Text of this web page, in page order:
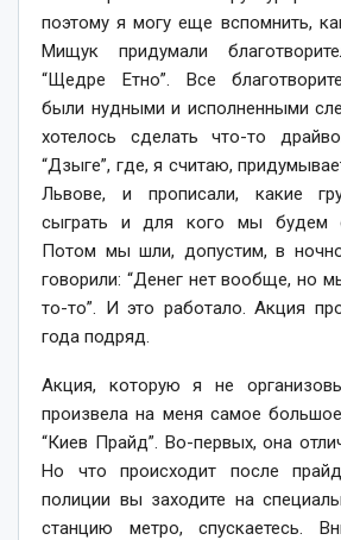
поэтому я могу еще вспомнить,
Мищук придумали
“Щедре Етно”. Все
были нудными и исполненными
хотелось сделать что-то
“Дзыге”, где, я считаю,
Львове, и прописали, какие
сыграть и для кого мы будем
Потом мы шли, допустим, в
говорили: “Денег нет вообще, но
то-то”. И это работало. Акция
года подряд.
Акция, которую я не
произвела на меня самое большое
“Киев Прайд”. Во-первых, она
Но что происходит после
полиции вы заходите на
станцию метро, спускаетесь.